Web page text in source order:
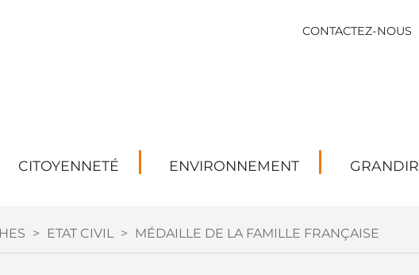
CONTACTEZ-NOUS
CITOYENNETÉ ENVIRONNEMENT GRANDIR
> ETAT CIVIL > MÉDAILLE DE LA FAMILLE FRANÇAISE